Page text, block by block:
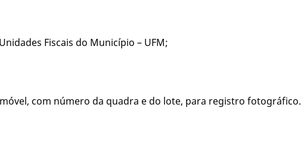
Fiscais do Município – UFM;
com número da quadra e do lote, para registro fotográfico.